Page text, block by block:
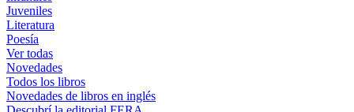
Juveniles
Literatura
Poesía
Ver todas
Novedades
Todos los libros
Novedades de libros en inglés